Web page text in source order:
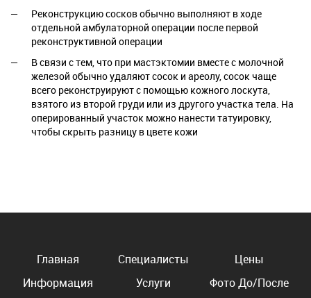
Реконструкцию сосков обычно выполняют в ходе
отдельной амбулаторной операции после первой
реконструктивной операции
В связи с тем, что при мастэктомии вместе с молочной
железой обычно удаляют сосок и ареолу, сосок чаще
всего реконструируют с помощью кожного лоскута,
взятого из второй груди или из другого участка тела. На
оперированный участок можно нанести татуировку,
чтобы скрыть разницу в цвете кожи
Главная Специалисты
Цены
Информация
Услуги
Фото До/После